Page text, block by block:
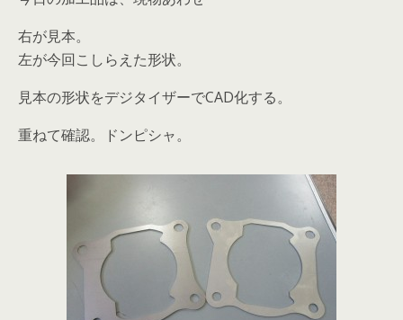
右が見本。
左が今回こしらえた形状。
見本の形状をデジタイザーでCAD化する。
重ねて確認。ドンピシャ。